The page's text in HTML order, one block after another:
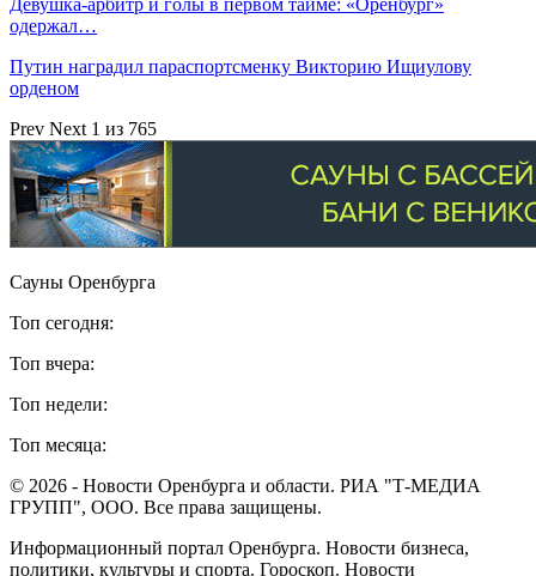
одержал…
Путин наградил параспортсменку Викторию Ищиулову
орденом
Prev Next 1 из 765
Сауны Оренбурга
Топ сегодня:
Топ вчера:
Топ недели:
Топ месяца:
© 2026 - Новости Оренбурга и области. РИА "Т-МЕДИА
ГРУПП", ООО. Все права защищены.
Информационный портал Оренбурга. Новости бизнеса,
политики, культуры и спорта. Гороскоп. Новости